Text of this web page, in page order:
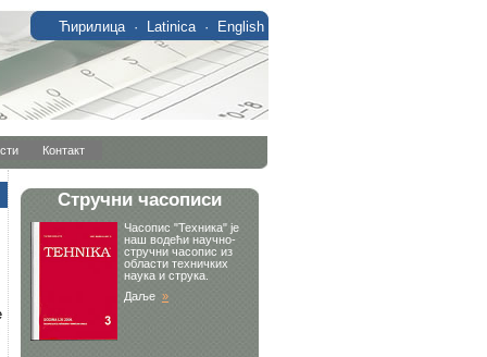
Ћирилица· Latinica· English
Контакт